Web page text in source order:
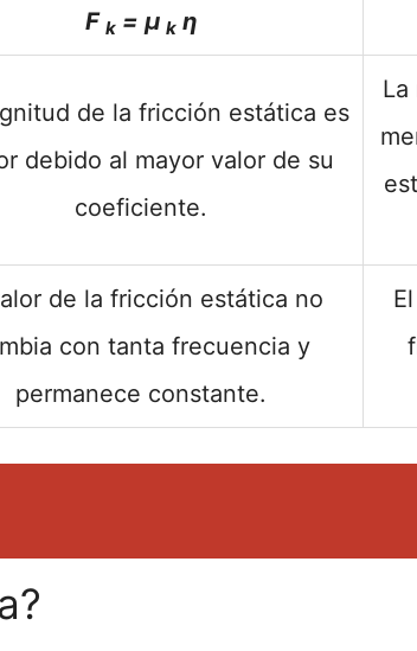
F k = μ k η
de la fricción estática es
debido al mayor valor de su
coeficiente.
de la fricción estática no
con tanta frecuencia y
permanece constante.